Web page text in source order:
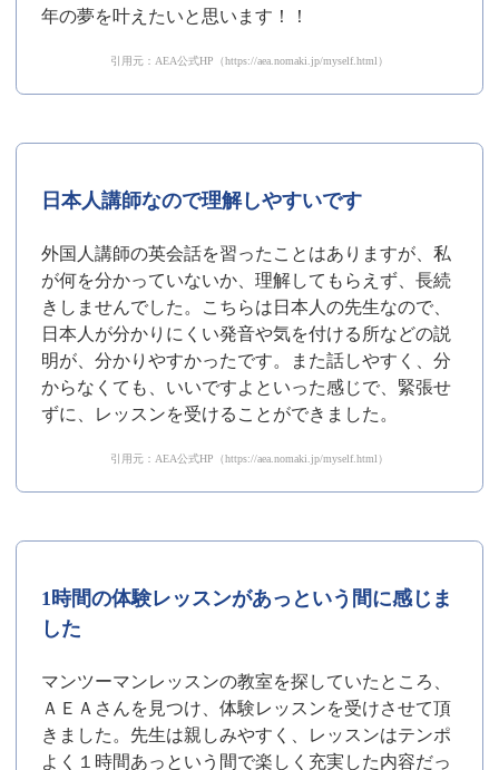
年の夢を叶えたいと思います！！
引用元：AEA公式HP（https://aea.nomaki.jp/myself.html）
日本人講師なので理解しやすいです
外国人講師の英会話を習ったことはありますが、私
が何を分かっていないか、理解してもらえず、長続
きしませんでした。こちらは日本人の先生なので、
日本人が分かりにくい発音や気を付ける所などの説
明が、分かりやすかったです。また話しやすく、分
からなくても、いいですよといった感じで、緊張せ
ずに、レッスンを受けることができました。
引用元：AEA公式HP（https://aea.nomaki.jp/myself.html）
1時間の体験レッスンがあっという間に感じま
した
マンツーマンレッスンの教室を探していたところ、
ＡＥＡさんを見つけ、体験レッスンを受けさせて頂
きました。先生は親しみやすく、レッスンはテンポ
よく１時間あっという間で楽しく充実した内容だっ